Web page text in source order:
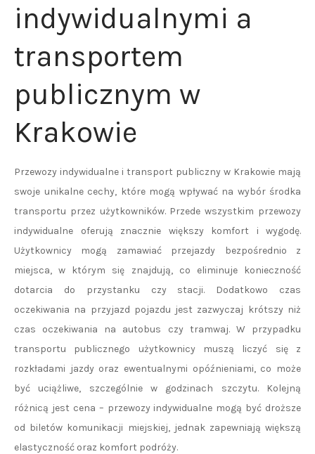
indywidualnymi a
transportem
publicznym w
Krakowie
Przewozy indywidualne i transport publiczny w Krakowie mają
swoje unikalne cechy, które mogą wpływać na wybór środka
transportu przez użytkowników. Przede wszystkim przewozy
indywidualne oferują znacznie większy komfort i wygodę.
Użytkownicy mogą zamawiać przejazdy bezpośrednio z
miejsca, w którym się znajdują, co eliminuje konieczność
dotarcia do przystanku czy stacji. Dodatkowo czas
oczekiwania na przyjazd pojazdu jest zazwyczaj krótszy niż
czas oczekiwania na autobus czy tramwaj. W przypadku
transportu publicznego użytkownicy muszą liczyć się z
rozkładami jazdy oraz ewentualnymi opóźnieniami, co może
być uciążliwe, szczególnie w godzinach szczytu. Kolejną
różnicą jest cena – przewozy indywidualne mogą być droższe
od biletów komunikacji miejskiej, jednak zapewniają większą
elastyczność oraz komfort podróży.